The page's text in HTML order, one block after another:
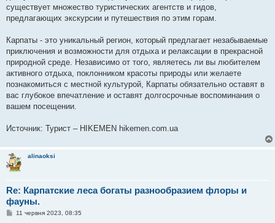
существует множество туристических агентств и гидов,
предлагающих экскурсии и путешествия по этим горам.
Карпаты - это уникальный регион, который предлагает незабываемые
приключения и возможности для отдыха и релаксации в прекрасной
природной среде. Независимо от того, являетесь ли вы любителем
активного отдыха, поклонником красоты природы или желаете
познакомиться с местной культурой, Карпаты обязательно оставят в
вас глубокое впечатление и оставят долгосрочные воспоминания о
вашем посещении.
Источник: Турист – HIKEMEN hikemen.com.ua
alinaoksi
Re: Карпатские леса богаты разнообразием флоры и
фауны.
П11 червня 2023, 08:35